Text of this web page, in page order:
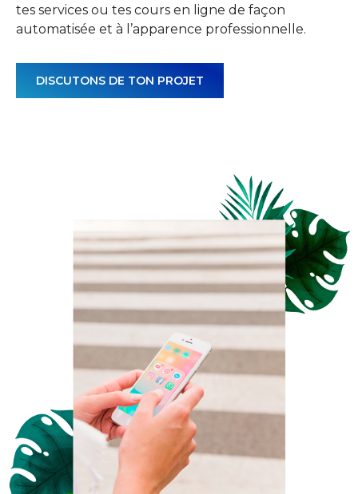
tes services ou tes cours en ligne de façon
automatisée et à l’apparence professionnelle.
DISCUTONS DE TON PROJET